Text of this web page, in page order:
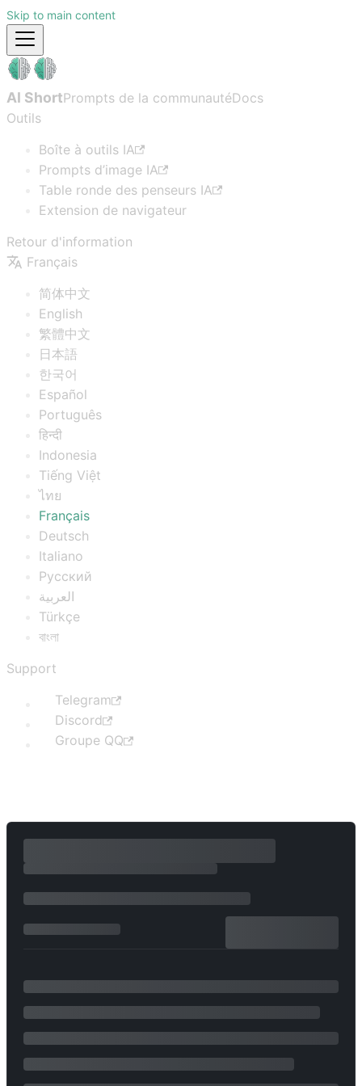
Skip to main content
AI ShortPrompts de la communautéDocs
Outils
Boîte à outils IA
Prompts d’image IA
Table ronde des penseurs IA
Extension de navigateur
Retour d'information
Français
简体中文
English
繁體中文
日本語
한국어
Español
Português
हिन्दी
Indonesia
Tiếng Việt
ไทย
Français
Deutsch
Italiano
Русский
العربية
Türkçe
বাংলা
Support
Telegram
Discord
Groupe QQ